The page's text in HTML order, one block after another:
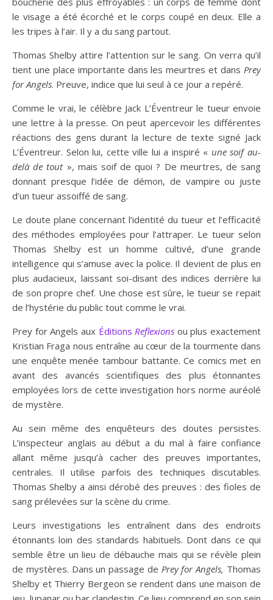
le visage a été écorché et le corps coupé en deux. Elle a
les tripes à l’air. Il y a du sang partout.
Thomas Shelby attire l’attention sur le sang. On verra qu’il
tient une place importante dans les meurtres et dans Prey
for Angels. Preuve, indice que lui seul à ce jour a repéré.
Comme le vrai, le célèbre Jack L’Éventreur le tueur envoie
une lettre à la presse. On peut apercevoir les différentes
réactions des gens durant la lecture de texte signé Jack
L’Éventreur. Selon lui, cette ville lui a inspiré « une soif au-
delà de tout», mais soif de quoi ? De meurtres, de sang
donnant presque l’idée de démon, de vampire ou juste
d’un tueur assoiffé de sang.
Le doute plane concernant l’identité du tueur et l’efficacité
des méthodes employées pour l’attraper. Le tueur selon
Thomas Shelby est un homme cultivé, d’une grande
intelligence qui s’amuse avec la police. Il devient de plus en
plus audacieux, laissant soi-disant des indices derrière lui
de son propre chef. Une chose est sûre, le tueur se repait
de l’hystérie du public tout comme le vrai.
Prey for Angels auxÉditions Reflexions ou plus exactement
Kristian Fraga nous entraîne au cœur de la tourmente dans
une enquête menée tambour battante. Ce comics met en
avant des avancés scientifiques des plus étonnantes
employées lors de cette investigation hors norme auréolé
de mystère.
Au sein même des enquêteurs des doutes persistes.
L’inspecteur anglais au début a du mal à faire confiance
allant même jusqu’à cacher des preuves importantes,
centrales. Il utilise parfois des techniques discutables.
Thomas Shelby a ainsi dérobé des preuves : des fioles de
sang prélevées sur la scène du crime.
Leurs investigations les entraînent dans des endroits
étonnants loin des standards habituels. Dont dans ce qui
semble être un lieu de débauche mais qui se révèle plein
de mystères. Dans un passage de Prey for Angels, Thomas
Shelby et Thierry Bergeon se rendent dans une maison de